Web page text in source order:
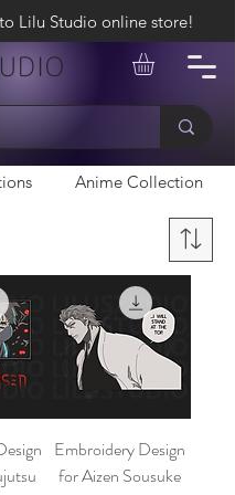
Lilu Studio online store!
Anime Collection
Embroidery Design
for Aizen Sousuke